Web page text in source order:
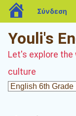
Youli's
Let's explore the
culture
blogs.sch.gr
Σύνδεση